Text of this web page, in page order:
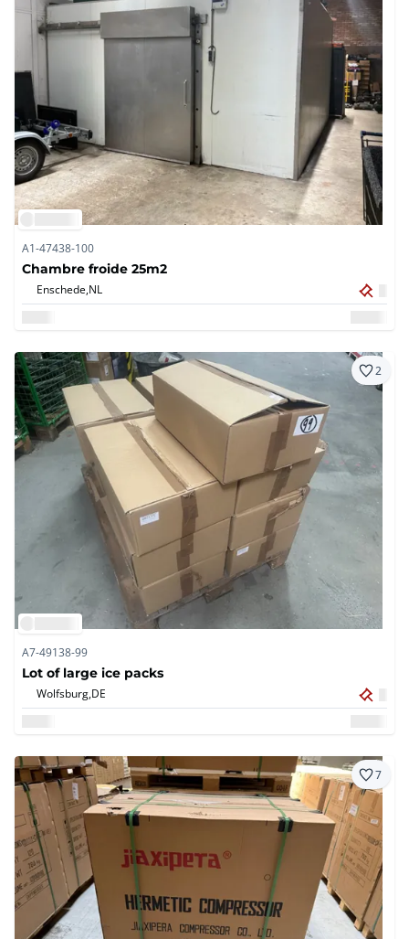
A1-47438-100
Chambre froide 25m2
Enschede,NL
2
A7-49138-99
Lot of large ice packs
Wolfsburg,DE
7